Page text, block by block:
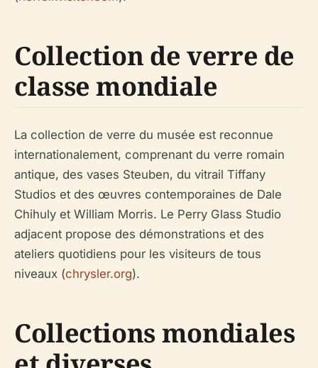
Collection de verre de
classe mondiale
La collection de verre du musée est reconnue
internationalement, comprenant du verre romain
antique, des vases Steuben, du vitrail Tiffany
Studios et des œuvres contemporaines de Dale
Chihuly et William Morris. Le Perry Glass Studio
adjacent propose des démonstrations et des
ateliers quotidiens pour les visiteurs de tous
niveaux (chrysler.org).
Collections mondiales